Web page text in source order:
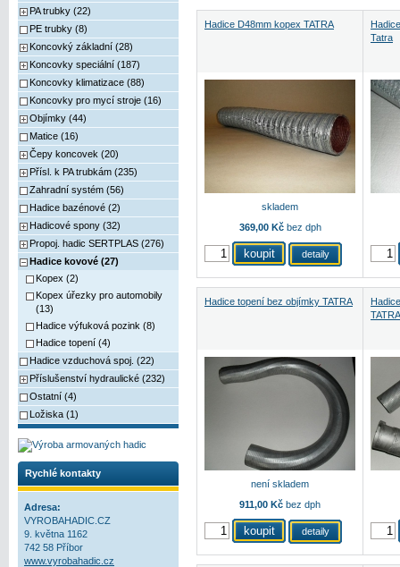
PA trubky (22)
PE trubky (8)
Koncovký základní (28)
Koncovky speciální (187)
Koncovky klimatizace (88)
Koncovky pro mycí stroje (16)
Objímky (44)
Matice (16)
Čepy koncovek (20)
Přísl. k PA trubkám (235)
Zahradní systém (56)
Hadice bazénové (2)
Hadicové spony (32)
Propoj. hadic SERTPLAS (276)
Hadice kovové (27)
Kopex (2)
Kopex úřezky pro automobily
(13)
Hadice výfuková pozink (8)
Hadice topení (4)
Hadice vzduchová spoj. (22)
Příslušenství hydraulické (232)
Ostatní (4)
Ložiska (1)
Rychlé kontakty
Adresa:
VYROBAHADIC.CZ
9. května 1162
742 58 Příbor
www.vyrobahadic.cz
Hadice D48mm kopex TATRA
skladem
369,00 Kčbez dph
detaily
Tatra
Hadice topení bez objímky TATRA
není skladem
911,00 Kč bez dph
detaily
TATRA